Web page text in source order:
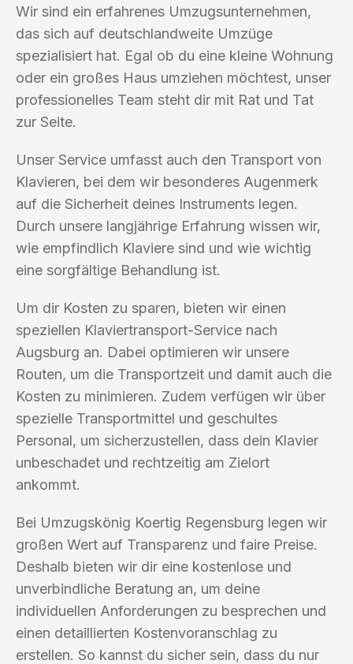
Wir sind ein erfahrenes Umzugsunternehmen,
das sich auf deutschlandweite Umzüge
spezialisiert hat. Egal ob du eine kleine Wohnung
oder ein großes Haus umziehen möchtest, unser
professionelles Team steht dir mit Rat und Tat
zur Seite.
Unser Service umfasst auch den Transport von
Klavieren, bei dem wir besonderes Augenmerk
auf die Sicherheit deines Instruments legen.
Durch unsere langjährige Erfahrung wissen wir,
wie empfindlich Klaviere sind und wie wichtig
eine sorgfältige Behandlung ist.
Um dir Kosten zu sparen, bieten wir einen
speziellen Klaviertransport-Service nach
Augsburg an. Dabei optimieren wir unsere
Routen, um die Transportzeit und damit auch die
Kosten zu minimieren. Zudem verfügen wir über
spezielle Transportmittel und geschultes
Personal, um sicherzustellen, dass dein Klavier
unbeschadet und rechtzeitig am Zielort
ankommt.
Bei Umzugskönig Koertig Regensburg legen wir
großen Wert auf Transparenz und faire Preise.
Deshalb bieten wir dir eine kostenlose und
unverbindliche Beratung an, um deine
individuellen Anforderungen zu besprechen und
einen detaillierten Kostenvoranschlag zu
erstellen. So kannst du sicher sein, dass du nur